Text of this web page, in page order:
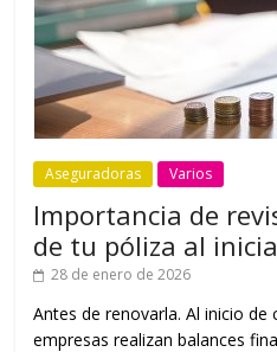
Aseguradoras Varios
Importancia de
de tu póliza al
28 de enero de 2026
Antes de renovarla. Al inicio
empresas realizan balances